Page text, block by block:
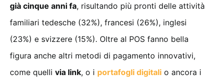
già cinque anni fa, risultando più pronti delle attività
familiari tedesche (32%), francesi (26%), inglesi
(23%) e svizzere (15%). Oltre al POS fanno bella
figura anche altri metodi di pagamento innovativi,
come quelli via link, o i portafogli digitali o ancora i